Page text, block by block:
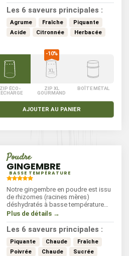
commence par la citronnelle, le
citron vert puis jaune pour finir en
douceur sur le gingembre. La poudre
de combava agrémente les rougails,
fin de cuisson.
Les 6 saveurs principales :
Agrume Fraîche
Piquante
Acide
Citronnée Herbacée
ZIP ÉCO-
ZIP XL
GOURMAND
BOÎTE MÉTAL
AJOUTER AU PANIER
Poudre
GINGEMBRE
BASSE TEMPÉRATURE
Notre gingembre en poudre est issu
de rhizomes (racines mères)
déshydratés à basse température
puis moulus afin d'en magnifier les
brulantes, boisées et teintées
d'agrumes plus puissante que le
gingembre frais réhausseront vos
patisseries ainsi que toutes vos
Plus de détails →
Les 6 saveurs principales :
Piquante Chaude
Fraîche
Poivrée
Chaude Sucrée